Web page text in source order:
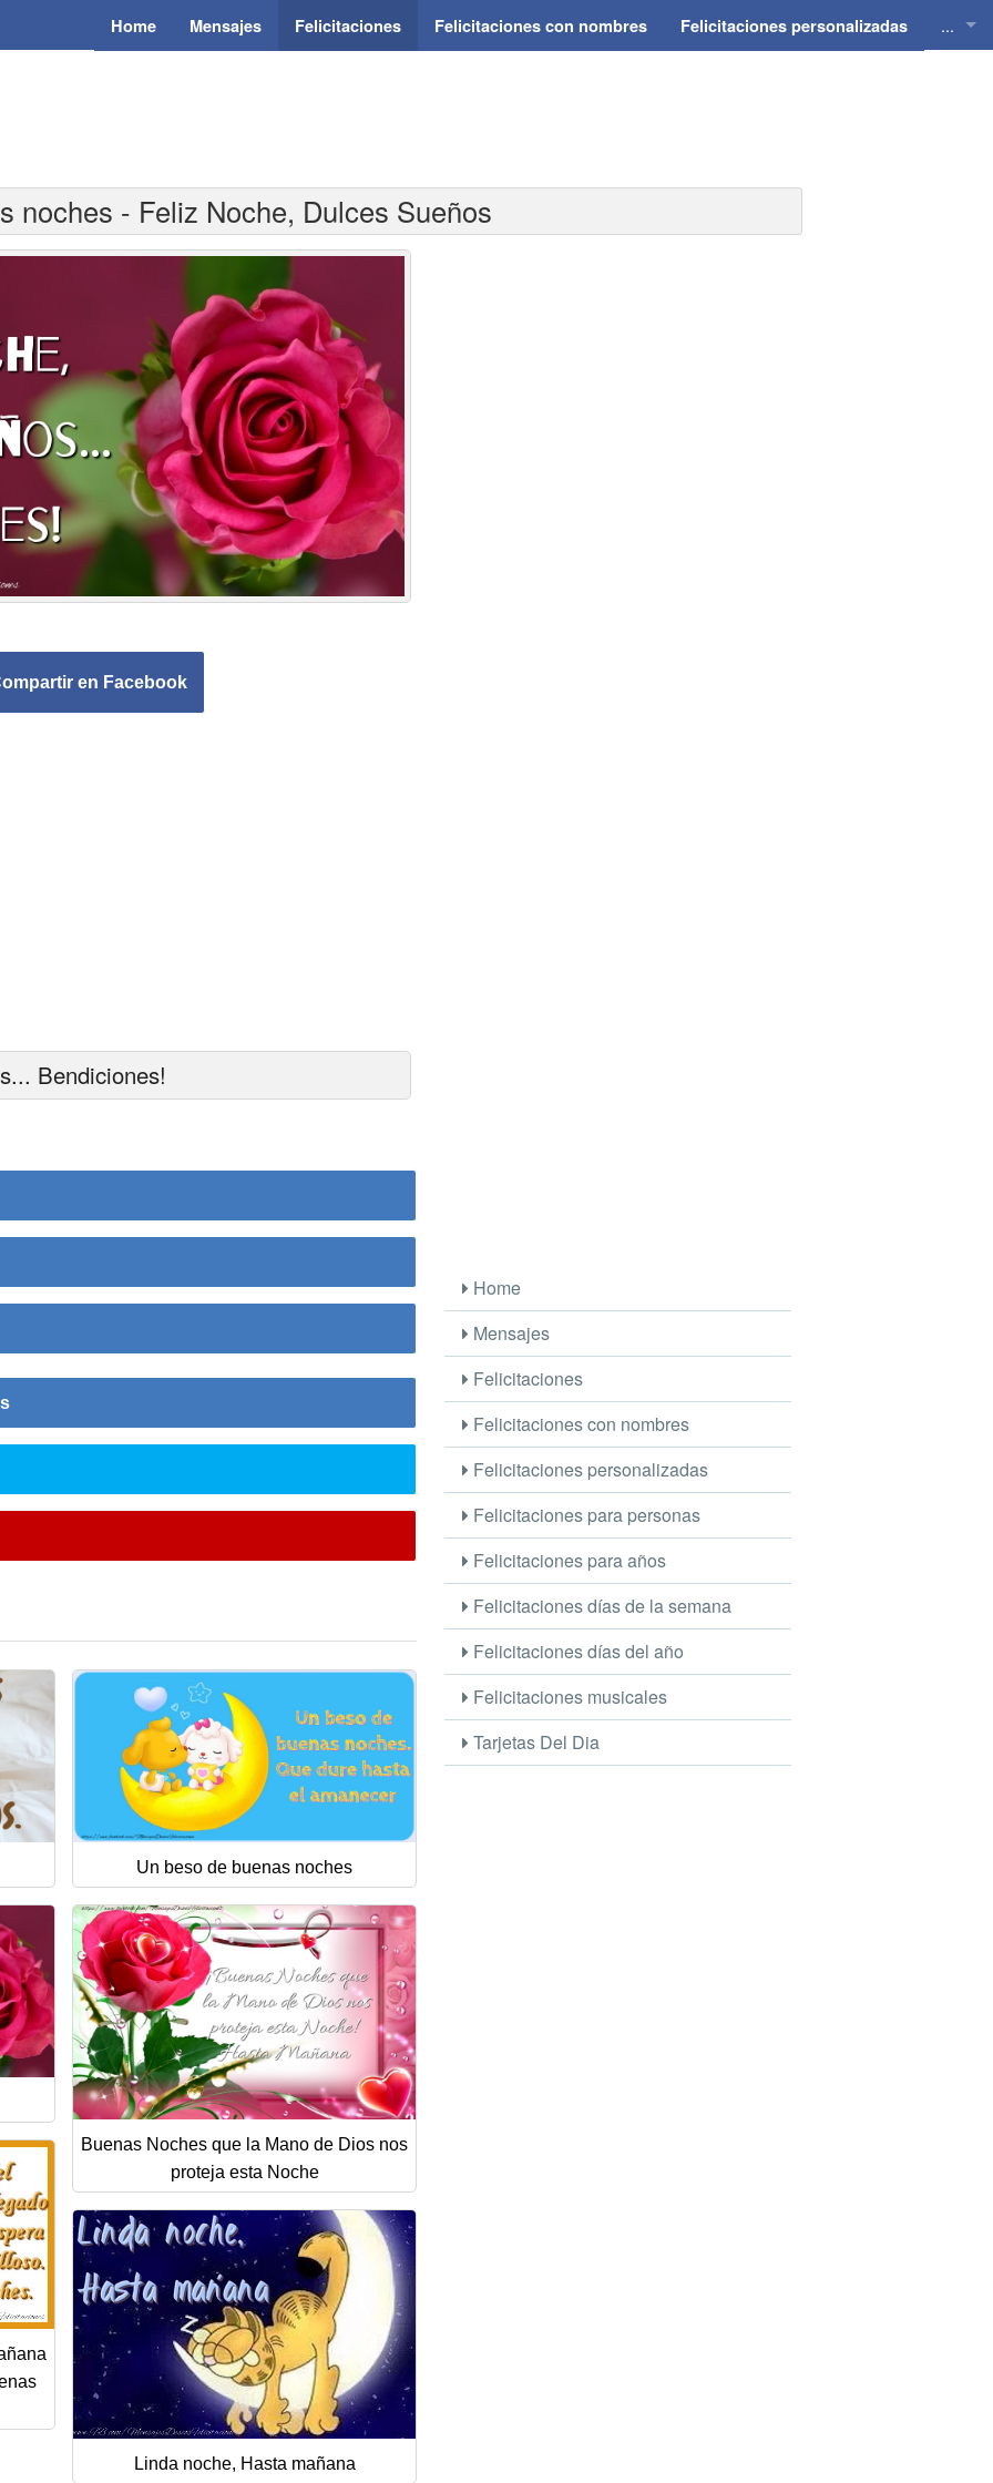
Home Mensajes Felicitaciones Felicitaciones con nombres Felicitaciones personalizadas ...
noches - Feliz Noche, Dulces Sueños
en Facebook
Bendiciones!
Un beso de buenas noches
Buenas Noches que la Mano de Dios nos
proteja esta Noche
Linda noche, Hasta mañana
Home
Mensajes
Felicitaciones
Felicitaciones con nombres
Felicitaciones personalizadas
Felicitaciones para personas
Felicitaciones para años
Felicitaciones días de la semana
Felicitaciones días del año
Felicitaciones musicales
Tarjetas Del Dia